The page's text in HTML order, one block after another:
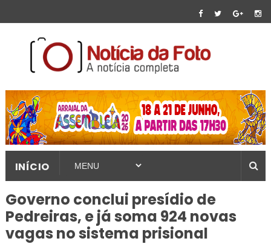
INÍCIO
Governo conclui presídio de
Pedreiras, e já soma 924 novas
vagas no sistema prisional